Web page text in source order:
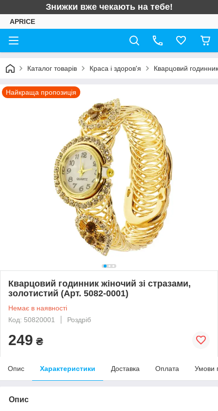
Знижки вже чекають на тебе!
APRICE
Каталог товарів Краса і здоров'я Кварцовий
Найкраща пропозиція
Кварцовий годинник жіночий зі стразами,
золотистий (Арт. 5082-0001)
Немає в наявності
Код: 50820001
Роздріб
249 ₴
Опис Характеристики Доставка Оплата Умови
Опис